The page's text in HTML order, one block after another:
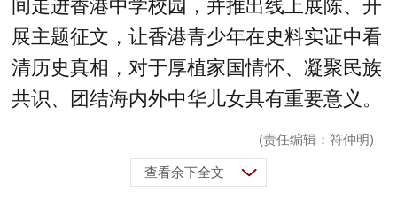
间走进香港中学校园，并推出线上展陈、开
展主题征文，让香港青少年在史料实证中看
清历史真相，对于厚植家国情怀、凝聚民族
共识、团结海内外中华儿女具有重要意义。
(责任编辑：符仲明)
查看余下全文